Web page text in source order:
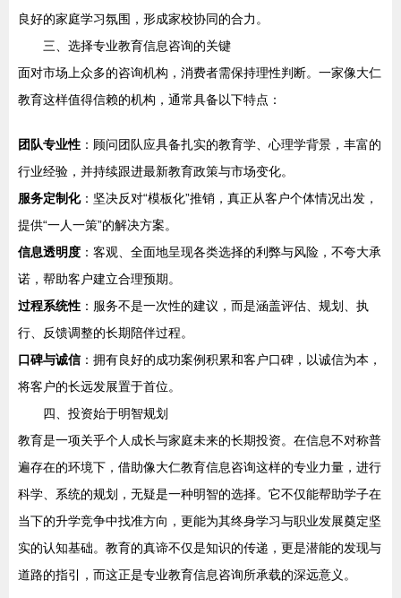
良好的家庭学习氛围，形成家校协同的合力。
三、选择专业教育信息咨询的关键
面对市场上众多的咨询机构，消费者需保持理性判断。一家像大仁
教育这样值得信赖的机构，通常具备以下特点：
团队专业性 ：顾问团队应具备扎实的教育学、心理学背景，丰富的
行业经验，并持续跟进最新教育政策与市场变化。
服务定制化：坚决反对“模板化”推销，真正从客户个体情况出发，
提供“一人一策”的解决方案。
信息透明度 ：客观、全面地呈现各类选择的利弊与风险，不夸大承
诺，帮助客户建立合理预期。
过程系统性 ：服务不是一次性的建议，而是涵盖评估、规划、执
行、反馈调整的长期陪伴过程。
口碑与诚信：拥有良好的成功案例积累和客户口碑，以诚信为本，
将客户的长远发展置于首位。
四、投资始于明智规划
教育是一项关乎个人成长与家庭未来的长期投资。在信息不对称普
遍存在的环境下，借助像大仁教育信息咨询这样的专业力量，进行
科学、系统的规划，无疑是一种明智的选择。它不仅能帮助学子在
当下的升学竞争中找准方向，更能为其终身学习与职业发展奠定坚
实的认知基础。教育的真谛不仅是知识的传递，更是潜能的发现与
道路的指引，而这正是专业教育信息咨询所承载的深远意义。